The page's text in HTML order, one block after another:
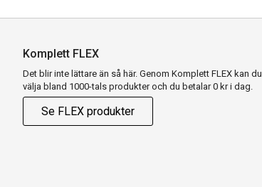
Komplett FLEX
Det blir inte lättare än så här. Genom Komplett FLEX kan du
välja bland 1000-tals produkter och du betalar 0 kr i dag.
Se FLEX produkter